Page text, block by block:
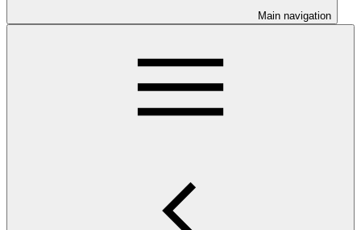
Main navigation